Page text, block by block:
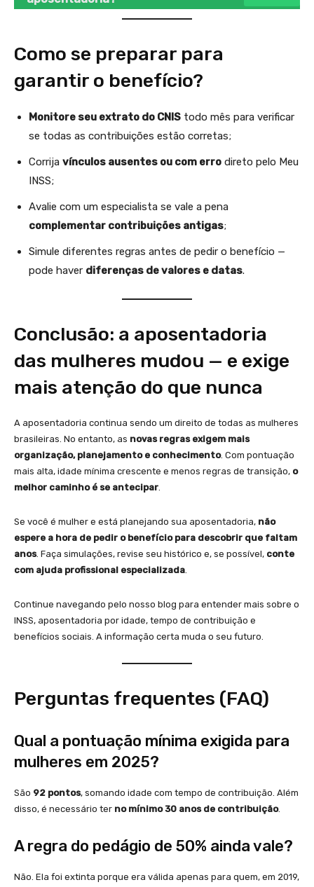
Como se preparar para
garantir o benefício?
Monitore seu extrato do CNIS todo mês para verificar
se todas as contribuições estão corretas;
Corrija vínculos ausentes ou com erro direto pelo Meu
INSS;
Avalie com um especialista se vale a pena
complementar contribuições antigas;
Simule diferentes regras antes de pedir o benefício —
pode haver diferenças de valores e datas.
Conclusão: a aposentadoria
das mulheres mudou — e exige
mais atenção do que nunca
A aposentadoria continua sendo um direito de todas as mulheres
brasileiras. No entanto, as novas regras exigem mais
organização, planejamento e conhecimento. Com pontuação
mais alta, idade mínima crescente e menos regras de transição, o
melhor caminho é se antecipar.
Se você é mulher e está planejando sua aposentadoria, não
espere a hora de pedir o benefício para descobrir que faltam
anos. Faça simulações, revise seu histórico e, se possível, conte
com ajuda profissional especializada.
Continue navegando pelo nosso blog para entender mais sobre o
INSS, aposentadoria por idade, tempo de contribuição e
benefícios sociais. A informação certa muda o seu futuro.
Perguntas frequentes (FAQ)
Qual a pontuação mínima exigida para
mulheres em 2025?
São 92 pontos, somando idade com tempo de contribuição. Além
disso, é necessário ter no mínimo 30 anos de contribuição.
A regra do pedágio de 50% ainda vale?
Não. Ela foi extinta porque era válida apenas para quem, em 2019,